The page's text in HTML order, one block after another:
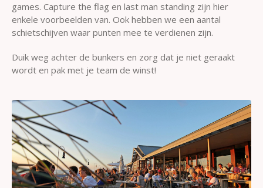
games. Capture the flag en last man standing zijn hier
enkele voorbeelden van. Ook hebben we een aantal
schietschijven waar punten mee te verdienen zijn.
Duik weg achter de bunkers en zorg dat je niet geraakt
wordt en pak met je team de winst!